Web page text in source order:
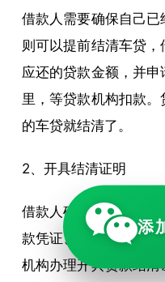
借款人需要确保自己
则可以提前结清车贷
应还的贷款金额，并
里，等贷款机构扣款
的车贷就结清了。
2、开具结清证明
借款人确认车贷已经
款凭证、身份证明等
机构办理开具贷款结
添